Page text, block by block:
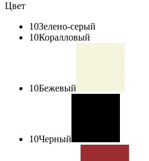
Цвет
10Зелено-серый
10Коралловый
10Бежевый
10Черный